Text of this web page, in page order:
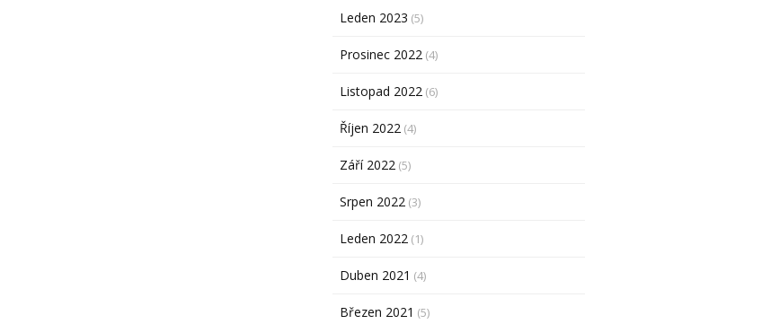
Leden 2023 (5)
Prosinec 2022 (4)
Listopad 2022 (6)
Říjen 2022 (4)
Září 2022 (5)
Srpen 2022 (3)
Leden 2022 (1)
Duben 2021 (4)
Březen 2021 (5)